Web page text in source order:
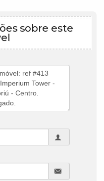
sobre este